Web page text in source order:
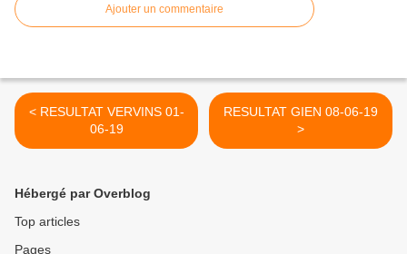
Ajouter un commentaire
< RESULTAT VERVINS 01-
06-19
RESULTAT GIEN 08-06-19
>
Hébergé par Overblog
Top articles
Pages